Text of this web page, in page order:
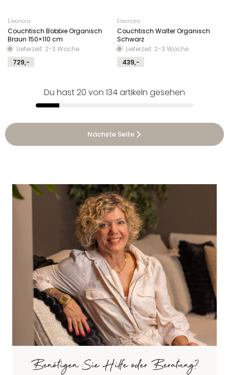
Eleonora
Couchtisch Bobbie Organisch
Braun 150×110 cm
Lieferzeit: 2-3 Woche
729,-
Eleonora
Couchtisch Walter Organisch
Schwarz
Lieferzeit: 2-3 Woche
439,-
Du hast 20 von 134 artikeln gesehen
Nächste Seite
Benötigen Sie Hilfe oder Beratung?